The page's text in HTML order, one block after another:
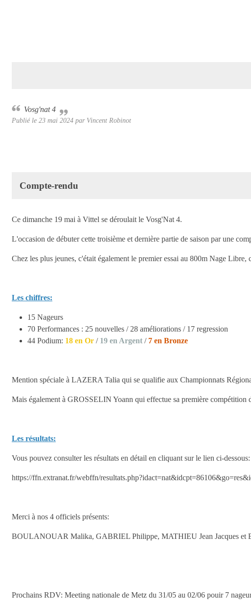
Vosg'nat 4
Publié le 23 mai 2024 par Vincent Robinot
Compte-rendu
Ce dimanche 19 mai à Vittel se déroulait le Vosg'Nat 4.
L'occasion de débuter cette troisième et dernière partie de saison par une
Chez les plus jeunes, c'était également le premier essai au 800m Nage
Les chiffres:
15 Nageurs
70 Performances : 25 nouvelles / 28 améliorations / 17 regression
44 Podium: 18 en Or / 19 en Argent / 7 en Bronze
Mention spéciale à LAZERA Talia qui se qualifie aux Championnats
Mais également à GROSSELIN Yoann qui effectue sa première compétition
Les résultats:
Vous pouvez consulter les résultats en détail en cliquant sur le lien ci-dessous:
https://ffn.extranat.fr/webffn/
Merci à nos 4 officiels présents:
BOULANOUAR Malika, GABRIEL Philippe, MATHIEU Jean Jacques et
Prochains RDV: Meeting nationale de Metz du 31/05 au 02/06 pouir 7